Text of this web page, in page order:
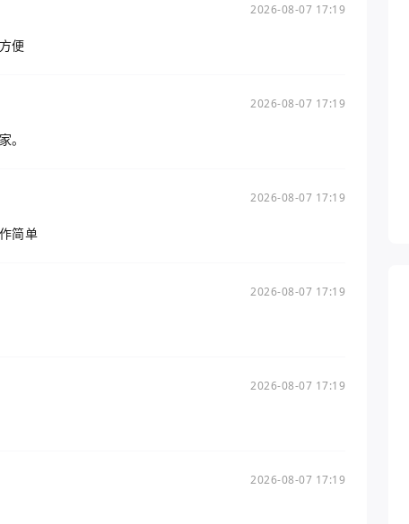
2026-08-07 17:19
便
2026-08-07 17:19
。
2026-08-07 17:19
简单
2026-08-07 17:19
2026-08-07 17:19
2026-08-07 17:19